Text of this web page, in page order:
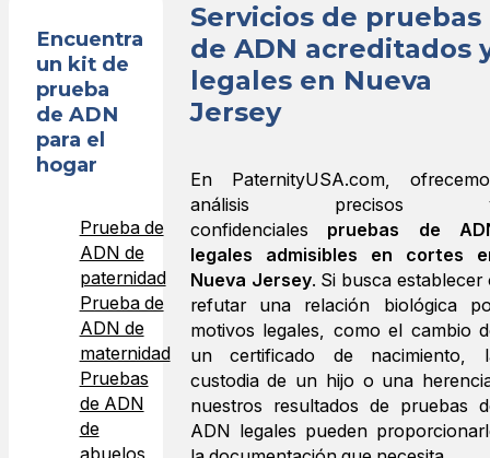
Servicios de pruebas
de ADN acreditados
legales en Nueva
Jersey
En PaternityUSA.com,
análisis precisos
confidenciales pruebas de
legales admisibles en cortes
Nueva Jersey. Si busca establecer
refutar una relación biológica
motivos legales, como el cambio
un certificado de nacimiento,
custodia de un hijo o una
nuestros resultados de pruebas
ADN legales pueden
Encuentra
un kit de
prueba
de ADN
para el
hogar
Prueba de
ADN de
paternidad
Prueba de
ADN de
maternidad
Pruebas
de ADN
de
abuelos